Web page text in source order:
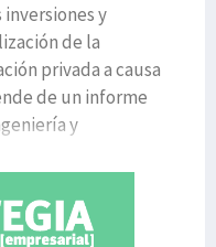
y
de la
privada a causa
de un informe
y